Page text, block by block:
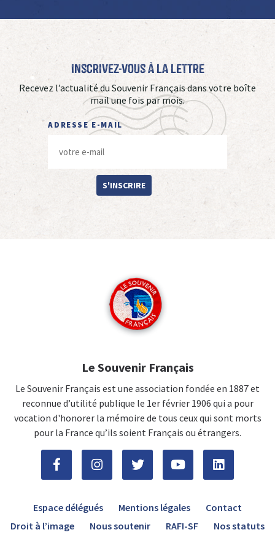
Inscrivez-vous à La Lettre
Recevez l’actualité du Souvenir Français dans votre boîte
mail une fois par mois.
ADRESSE E-MAIL
S'INSCRIRE
Le Souvenir Français
Le Souvenir Français est une association fondée en 1887 et
reconnue d’utilité publique le 1er février 1906 qui a pour
vocation d'honorer la mémoire de tous ceux qui sont morts
pour la France qu’ils soient Français ou étrangers.
Espace délégués Mentions légales
Contact
Droit à l’image
Nous soutenir RAFI-SF Nos statuts